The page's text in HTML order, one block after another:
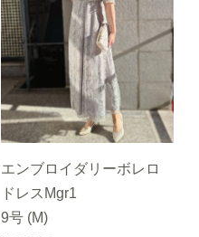
エンブロイダリーボレロ
ドレスMgr1
9号 (M)